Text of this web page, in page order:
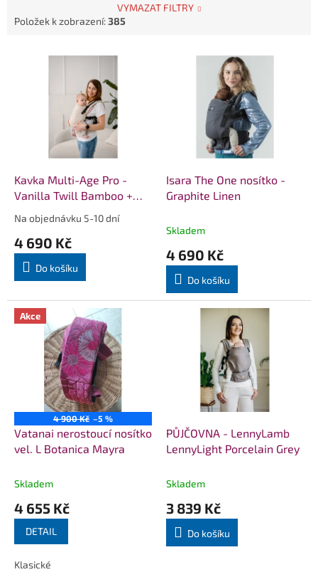
VYMAZAT FILTRY
Položek k zobrazení:385
Kavka Multi-Age Pro -
Vanilla Twill Bamboo +
Průměrné
produktu
5,0
5
hvězdiček.
Na objednávku 5-10 dní
4 690 Kč
Do košíku
Isara The One nosítko -
Graphite Linen
Skladem
4 690 Kč
Do košíku
Akce
4 900 Kč –5 %
Vatanai nerostoucí nosítko
vel. L Botanica Mayra
Skladem
4 655 Kč
DETAIL
Klasické
PŮJČOVNA - LennyLamb
LennyLight Porcelain Grey
Skladem
3 839 Kč
Do košíku